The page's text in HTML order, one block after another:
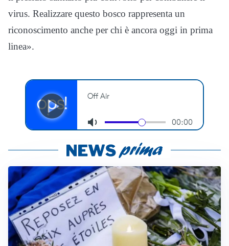
virus. Realizzare questo bosco rappresenta un
riconoscimento anche per chi è ancora oggi in prima
linea».